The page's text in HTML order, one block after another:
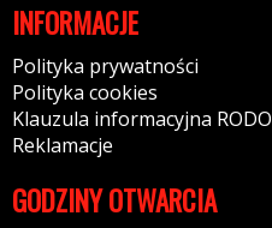
INFORMACJE
Polityka prywatności
Polityka cookies
Klauzula informacyjna RODO
Reklamacje
GODZINY OTWARCIA